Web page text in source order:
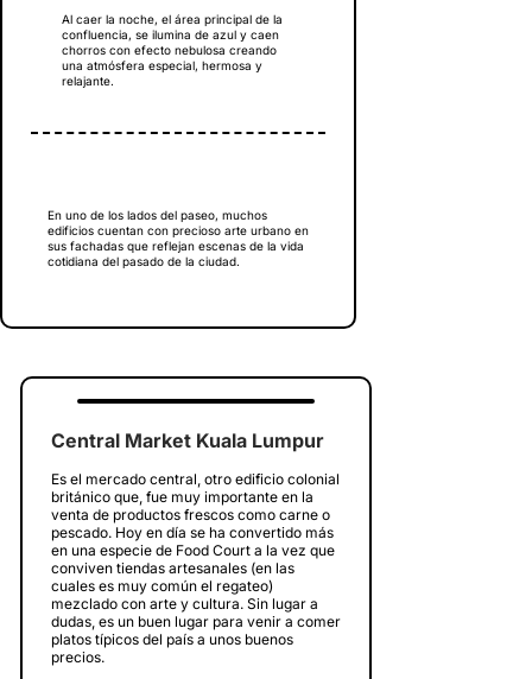
Al caer la noche, el área principal de la
confluencia, se ilumina de azul y caen
chorros con efecto nebulosa creando
una atmósfera especial, hermosa y
relajante.
En uno de los lados del paseo, muchos
edificios cuentan con precioso arte urbano en
sus fachadas que reflejan escenas de la vida
cotidiana del pasado de la ciudad.
Central Market Kuala Lumpur
Es el mercado central, otro edificio colonial
británico que, fue muy importante en la
venta de productos frescos como carne o
pescado. Hoy en día se ha convertido más
en una especie de Food Court a la vez que
conviven tiendas artesanales (en las
cuales es muy común el regateo)
mezclado con arte y cultura. Sin lugar a
dudas, es un buen lugar para venir a comer
platos típicos del país a unos buenos
precios.